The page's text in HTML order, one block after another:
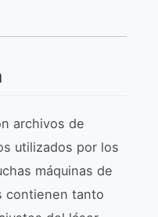
archivos de
utilizados por los
máquinas de
contienen tanto